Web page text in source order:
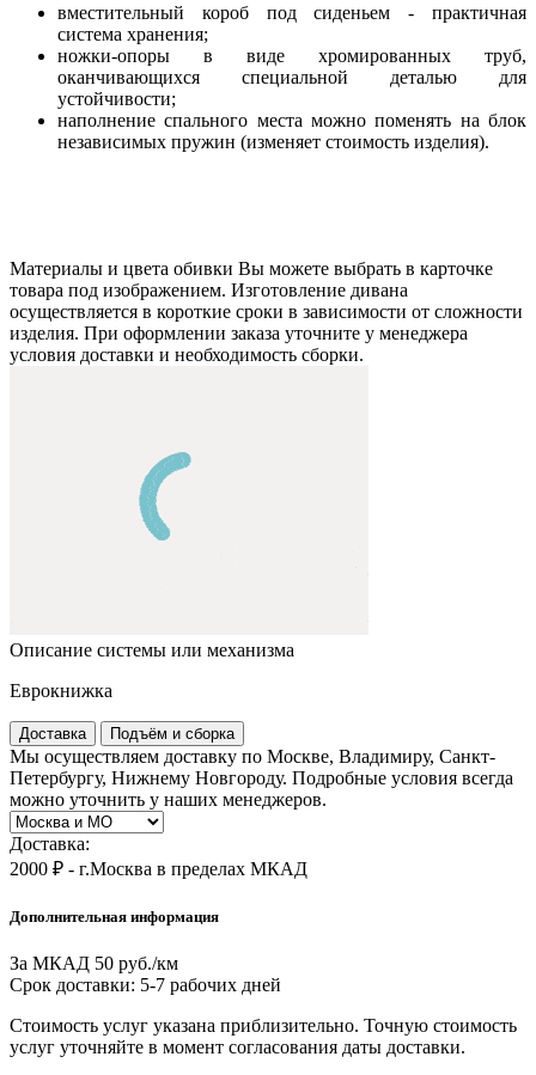
вместительный короб под сиденьем - практичная
система хранения;
ножки-опоры в виде хромированных труб,
оканчивающихся специальной деталью для
устойчивости;
наполнение спального места можно поменять на блок
независимых пружин (изменяет стоимость изделия).
Материалы и цвета обивки Вы можете выбрать в карточке
товара под изображением. Изготовление дивана
осуществляется в короткие сроки в зависимости от сложности
изделия. При оформлении заказа уточните у менеджера
условия доставки и необходимость сборки.
Описание системы или механизма
Еврокнижка
Доставка Подъём и сборка
Мы осуществляем доставку по Москве, Владимиру, Санкт-
Петербургу, Нижнему Новгороду. Подробные условия всегда
можно уточнить у наших менеджеров.
Доставка:
2000 ₽ - г.Москва в пределах МКАД
Дополнительная информация
За МКАД 50 руб./км
Срок доставки: 5-7 рабочих дней
Стоимость услуг указана приблизительно. Точную стоимость
услуг уточняйте в момент согласования даты доставки.